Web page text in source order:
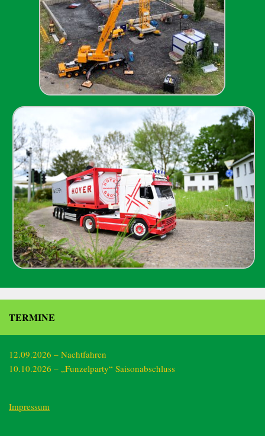
TERMINE
12.09.2026 – Nachtfahren
10.10.2026 – „Funzelparty“ Saisonabschluss
Impressum